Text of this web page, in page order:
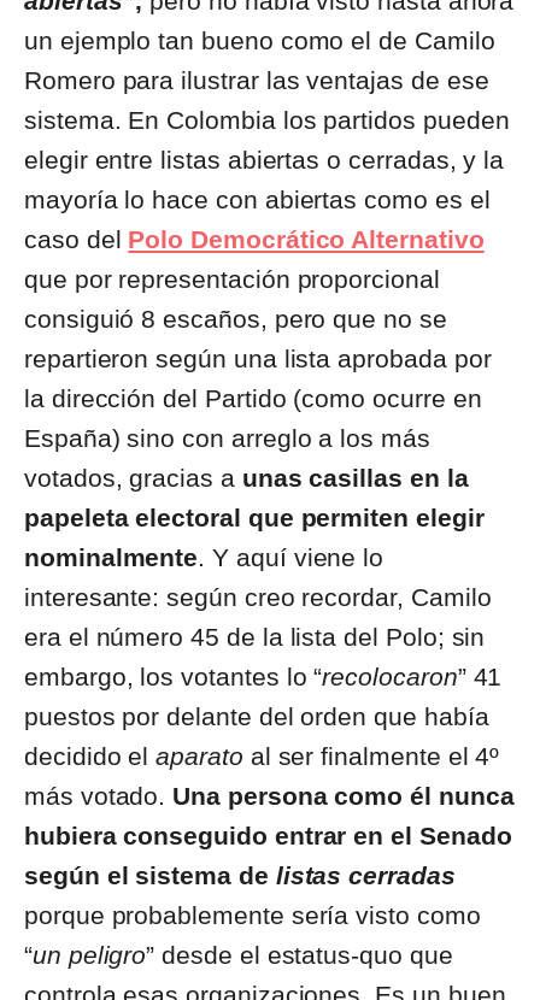
un ejemplo tan bueno como el de Camilo
Romero para ilustrar las ventajas de ese
sistema. En Colombia los partidos pueden
elegir entre listas abiertas o cerradas, y la
mayoría lo hace con abiertas como es el
caso del Polo Democrático Alternativo
que por representación proporcional
consiguió 8 escaños, pero que no se
repartieron según una lista aprobada por
la dirección del Partido (como ocurre en
España) sino con arreglo a los más
votados, gracias a unas casillas en la
papeleta electoral que permiten elegir
nominalmente. Y aquí viene lo
interesante: según creo recordar, Camilo
era el número 45 de la lista del Polo; sin
embargo, los votantes lo “recolocaron” 41
puestos por delante del orden que había
decidido elaparato al ser finalmente el 4º
más votado. Una persona como él nunca
hubiera conseguido entrar en el Senado
según el sistema de listas cerradas
porque probablemente sería visto como
“un peligro” desde el estatus-quo que